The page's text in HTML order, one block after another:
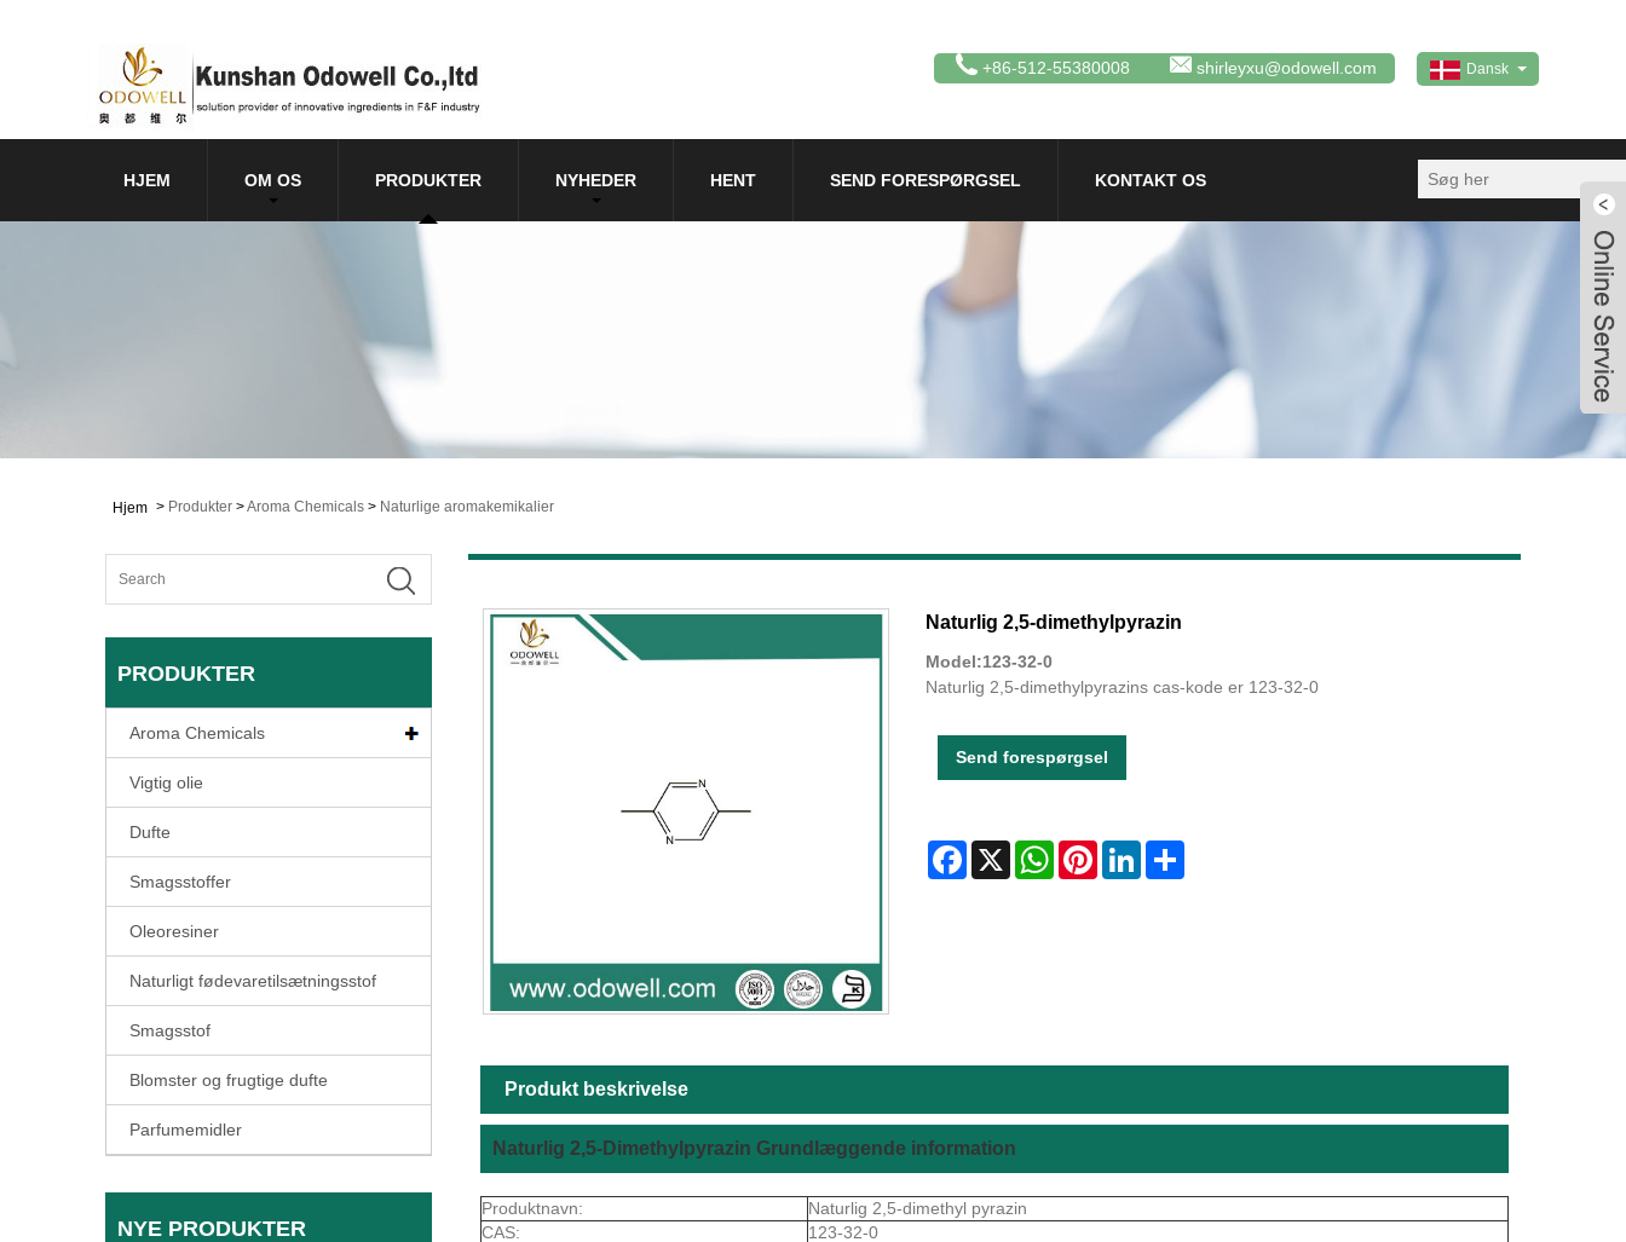
Dansk
+86-512-55380008 shirleyxu@odowell.com
HJEM OM OS PRODUKTER NYHEDER HENT SEND FORESPØRGSEL KONTAKT OS
Hjem > Produkter >Aroma Chemicals > Naturlige aromakemikalier
PRODUKTER
Aroma Chemicals
Vigtig olie
Dufte
Smagsstoffer
Oleoresiner
Naturligt fødevaretilsætningsstof
Smagsstof
Blomster og frugtige dufte
Parfumemidler
NYE PRODUKTER
Naturlig 2,5-dimethylpyrazin
Model:123-32-0
Naturlig 2,5-dimethylpyrazins cas-kode er 123-32-0
Send forespørgsel
Facebook
X WhatsAppPinterestLinkedInShare
Produkt beskrivelse
Naturlig 2,5-Dimethylpyrazin Grundlæggende information
Produktnavn:
Naturlig 2,5-dimethyl pyrazin
CAS:
123-32-0